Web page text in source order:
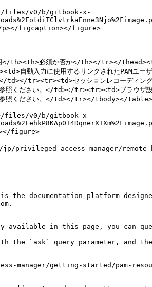
files/v0/b/gitbook-x-
</p></figcaption></figure>
必須か否か</th></tr></
自動入力に使用するリンクされたPAMユ
tr><tr><td>セッションレコーディン
ください。</td></tr><tr><td>ブラウザ
参照ください。</td></tr></tbody></table>
files/v0/b/gitbook-x-
figure>
jp/privileged-access-manager/
the documentation platform
in this page, you can
the `ask` query parameter, and
getting-started/pam-